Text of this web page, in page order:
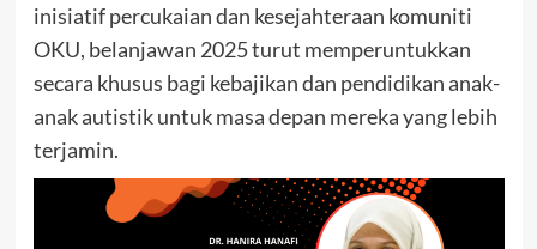
inisiatif percukaian dan kesejahteraan komuniti
OKU, belanjawan 2025 turut memperuntukkan
secara khusus bagi kebajikan dan pendidikan anak-
anak autistik untuk masa depan mereka yang lebih
terjamin.